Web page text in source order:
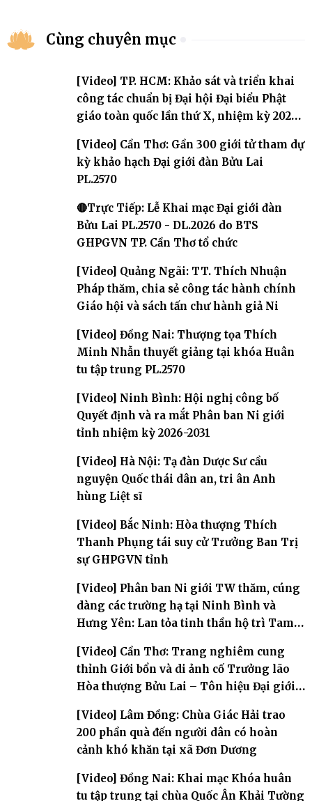
Cùng chuyên mục
[Video] TP. HCM: Khảo sát và triển khai
công tác chuẩn bị Đại hội Đại biểu Phật
giáo toàn quốc lần thứ X, nhiệm kỳ 2026-
[Video] Cần Thơ: Gần 300 giới tử tham dự
kỳ khảo hạch Đại giới đàn Bửu Lai
PL.2570
🔴Trực Tiếp: Lễ Khai mạc Đại giới đàn
Bửu Lai PL.2570 - DL.2026 do BTS
GHPGVN TP. Cần Thơ tổ chức
[Video] Quảng Ngãi: TT. Thích Nhuận
Pháp thăm, chia sẻ công tác hành chính
Giáo hội và sách tấn chư hành giả Ni
[Video] Đồng Nai: Thượng tọa Thích
Minh Nhẫn thuyết giảng tại khóa Huân
tu tập trung PL.2570
[Video] Ninh Bình: Hội nghị công bố
Quyết định và ra mắt Phân ban Ni giới
tỉnh nhiệm kỳ 2026-2031
[Video] Hà Nội: Tạ đàn Dược Sư cầu
nguyện Quốc thái dân an, tri ân Anh
hùng Liệt sĩ
[Video] Bắc Ninh: Hòa thượng Thích
Thanh Phụng tái suy cử Trưởng Ban Trị
sự GHPGVN tỉnh
[Video] Phân ban Ni giới TW thăm, cúng
dàng các trường hạ tại Ninh Bình và
Hưng Yên: Lan tỏa tinh thần hộ trì Tam
[Video] Cần Thơ: Trang nghiêm cung
thỉnh Giới bổn và di ảnh cố Trưởng lão
Hòa thượng Bửu Lai – Tôn hiệu Đại giới
[Video] Lâm Đồng: Chùa Giác Hải trao
200 phần quà đến người dân có hoàn
cảnh khó khăn tại xã Đơn Dương
[Video] Đồng Nai: Khai mạc Khóa huân
tu tập trung tại chùa Quốc Ân Khải Tường